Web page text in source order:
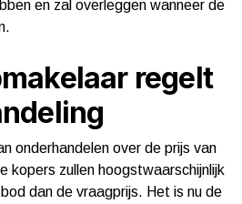
en zal overleggen wanneer de
regelt
onderhandelen over de prijs van
kopers zullen hoogstwaarschijnlijk
dan de vraagprijs. Het is nu de